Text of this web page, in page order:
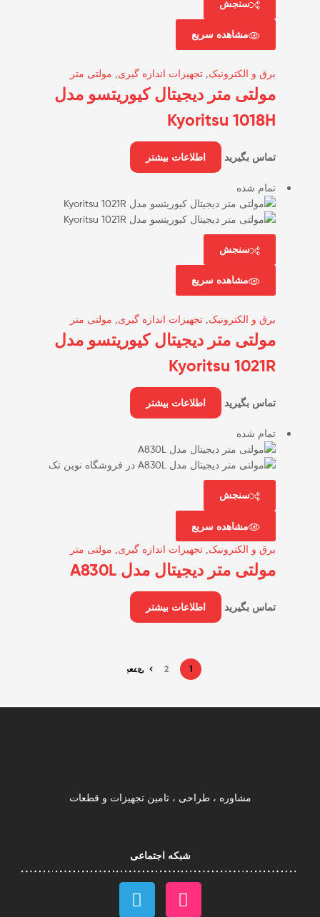
سنجش
مشاهده سریع
برق و الکترونیک تجهیزات اندازه گیری مولتی متر
مولتی متر دیجیتال کیوریتسو مدل
Kyoritsu 1018H
تماس بگیرید اطلاعات بیشتر
تمام شده
سنجش
مشاهده سریع
برق و الکترونیک تجهیزات اندازه گیری مولتی متر
مولتی متر دیجیتال کیوریتسو مدل
Kyoritsu 1021R
تماس بگیرید اطلاعات بیشتر
تمام شده
سنجش
مشاهده سریع
برق و الکترونیک تجهیزات اندازه گیری مولتی متر
مولتی متر دیجیتال مدل A830L
تماس بگیرید اطلاعات بیشتر
1
2 بعدی
مشاوره ، طراحی ، تامین تجهیزات و قطعات
شبکه اجتماعی